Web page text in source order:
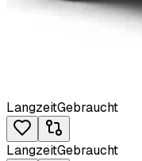
LangzeitGebraucht
LangzeitGebraucht